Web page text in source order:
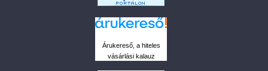
Árukereső, a hiteles
vásárlási kalauz